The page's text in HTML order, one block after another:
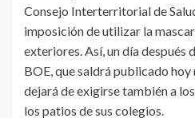
Consejo Interterritorial de
imposición de utilizar la
exteriores. Así, un día después
BOE, que saldrá publicado
dejará de exigirse también a
los patios de sus colegios.